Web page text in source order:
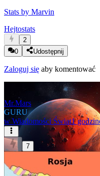
Stats by Marvin
Hejtostats
2
0
Udostępnij
Zaloguj się aby komentować
Mr.Mars
GURU
w Wiadomości Świat1
7